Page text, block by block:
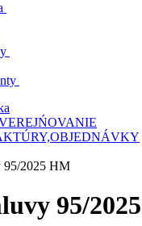
95/2025 HM
95/